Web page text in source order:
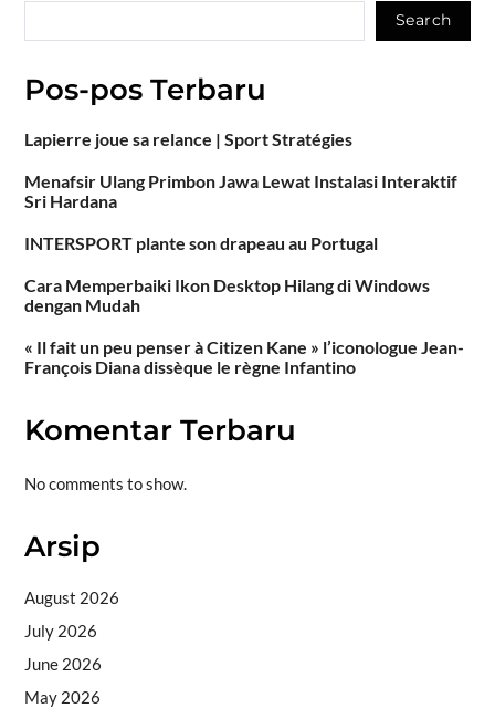
Search
Pos-pos Terbaru
Lapierre joue sa relance | Sport Stratégies
Menafsir Ulang Primbon Jawa Lewat Instalasi Interaktif
Sri Hardana
INTERSPORT plante son drapeau au Portugal
Cara Memperbaiki Ikon Desktop Hilang di Windows
dengan Mudah
« Il fait un peu penser à Citizen Kane » l’iconologue Jean-
François Diana dissèque le règne Infantino
Komentar Terbaru
No comments to show.
Arsip
August 2026
July 2026
June 2026
May 2026